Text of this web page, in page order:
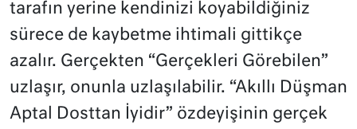
tarafın yerine kendinizi koyabildiğiniz
sürece de kaybetme ihtimali gittikçe
azalır. Gerçekten “Gerçekleri Görebilen”
uzlaşır, onunla uzlaşılabilir. “Akıllı Düşman
Aptal Dosttan İyidir” özdeyişinin gerçek